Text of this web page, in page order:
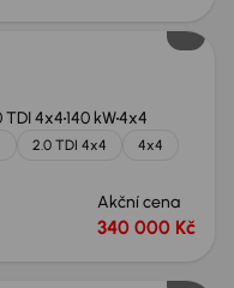
TDI 4x4140 kW4x4
2.0 TDI 4x4
4x4
Akční cena
340 000 Kč